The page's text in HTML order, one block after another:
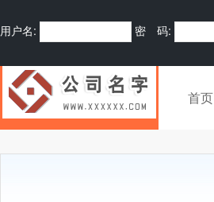
用户名: 密 码:
首页